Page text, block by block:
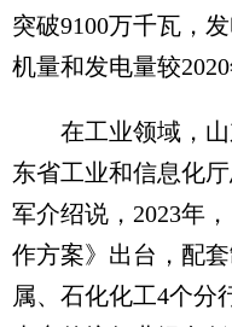
突破9100万千瓦，
机量和发电量较
在工业领域，山
东省工业和信息化
军介绍说，2023年
作方案》出台，配
属、石化化工4个分